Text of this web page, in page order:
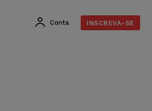
Conta INSCREVA-SE